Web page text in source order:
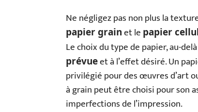
Ne négligez pas non plus la
papier grainet le papier
Le choix du type de papier, au-
prévueet à l’effet désiré. Un
privilégié pour des œuvres d’art
à grain peut être choisi pour son
imperfections de l’impression.